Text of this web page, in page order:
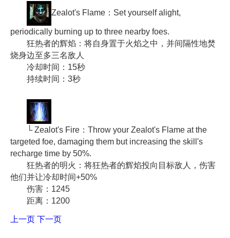
Zealot's Flame：Set yourself alight,
periodically burning up to three nearby foes.
狂热者的辉焰：将自身置于火焰之中，并间隔性地焚
烧身边至多三名敌人
冷却时间：15秒
持续时间：3秒
└ Zealot's Fire：Throw your Zealot's Flame at the
targeted foe, damaging them but increasing the skill's
recharge time by 50%.
狂热者的明火：将狂热者的辉焰投向目标敌人，伤害
他们并让冷却时间+50%
伤害：1245
距离：1200
上一页 下一页